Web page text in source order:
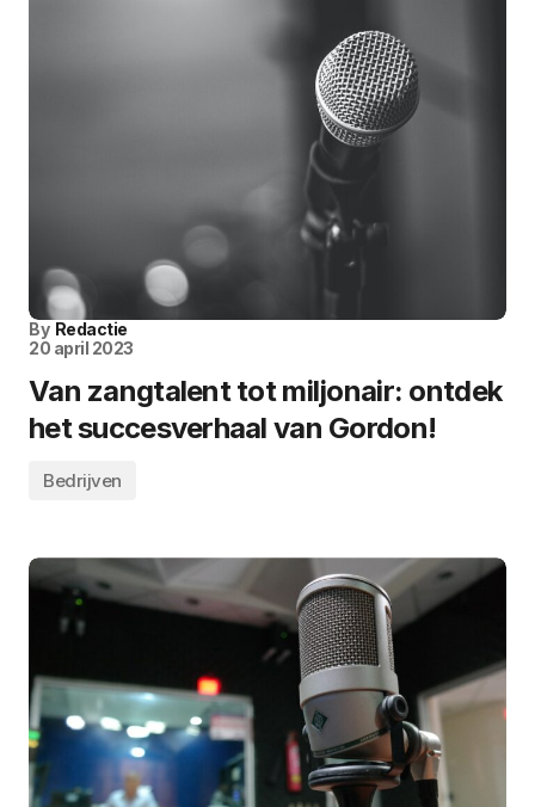
By Redactie
20 april 2023
Van zangtalent tot miljonair: ontdek
het succesverhaal van Gordon!
Bedrijven